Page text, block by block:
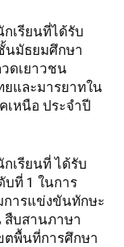
เรียนที่ได้รับ
นมัธยมศึกษา
ดเยาวชน
และมารยาทใน
เหนือ ประจำปี
เรียนที่ ได้รับ
บที่ 1 ในการ
ารแข่งขันทักษะ
สืบสานภาษา
ตพื้นที่การศึกษา